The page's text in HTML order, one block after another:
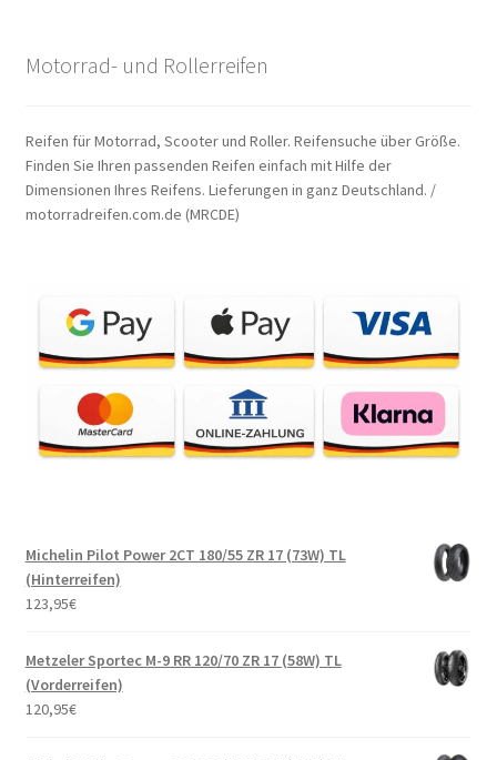
Motorrad- und Rollerreifen
Reifen für Motorrad, Scooter und Roller. Reifensuche über Größe.
Finden Sie Ihren passenden Reifen einfach mit Hilfe der
Dimensionen Ihres Reifens. Lieferungen in ganz Deutschland. /
motorradreifen.com.de (MRCDE)
Michelin Pilot Power 2CT 180/55 ZR 17 (73W) TL
(Hinterreifen)
123,95€
Metzeler Sportec M-9 RR 120/70 ZR 17 (58W) TL
(Vorderreifen)
120,95€